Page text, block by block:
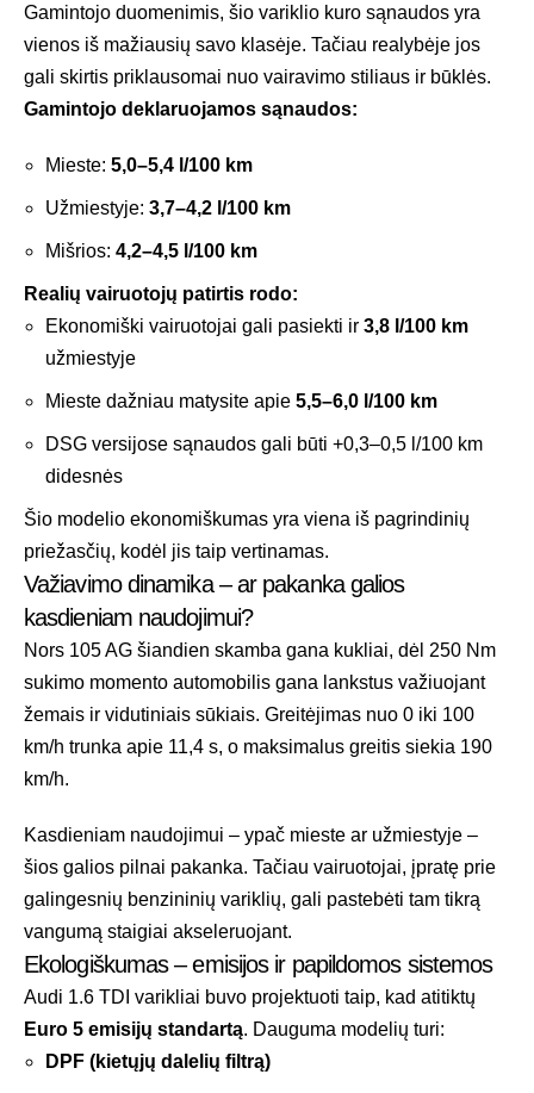
Gamintojo duomenimis, šio variklio kuro sąnaudos yra
vienos iš mažiausių savo klasėje. Tačiau realybėje jos
gali skirtis priklausomai nuo vairavimo stiliaus ir būklės.
Gamintojo deklaruojamos sąnaudos:
Mieste: 5,0–5,4 l/100 km
Užmiestyje: 3,7–4,2 l/100 km
Mišrios: 4,2–4,5 l/100 km
Realių vairuotojų patirtis rodo:
Ekonomiški vairuotojai gali pasiekti ir 3,8 l/100 km
užmiestyje
Mieste dažniau matysite apie 5,5–6,0 l/100 km
DSG versijose sąnaudos gali būti +0,3–0,5 l/100 km
didesnės
Šio modelio ekonomiškumas yra viena iš pagrindinių
priežasčių, kodėl jis taip vertinamas.
Važiavimo dinamika – ar pakanka galios
kasdieniam naudojimui?
Nors 105 AG šiandien skamba gana kukliai, dėl 250 Nm
sukimo momento automobilis gana lankstus važiuojant
žemais ir vidutiniais sūkiais. Greitėjimas nuo 0 iki 100
km/h trunka apie 11,4 s, o maksimalus greitis siekia 190
km/h.
Kasdieniam naudojimui – ypač mieste ar užmiestyje –
šios galios pilnai pakanka. Tačiau vairuotojai, įpratę prie
galingesnių benzininių variklių, gali pastebėti tam tikrą
vangumą staigiai akseleruojant.
Ekologiškumas – emisijos ir papildomos sistemos
Audi 1.6 TDI varikliai buvo projektuoti taip, kad atitiktų
Euro 5 emisijų standartą. Dauguma modelių turi:
DPF (kietųjų dalelių filtrą)